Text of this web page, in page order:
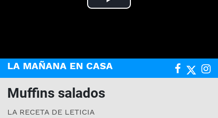
Play
LA MAÑANA EN CASA
Muffins salados
LA RECETA DE LETICIA